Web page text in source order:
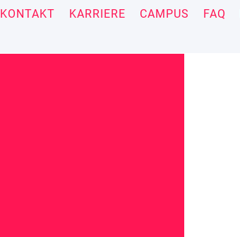
KONTAKT KARRIERE CAMPUS FAQ